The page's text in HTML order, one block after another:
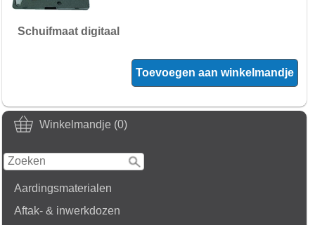
Winkelmandje (0)
Aardingsmaterialen
Aftak- & inwerkdozen
Schuifmaat digitaal
Toevoegen aan winkelmandje